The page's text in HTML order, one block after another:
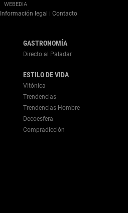
WEBEDIA
Información legal | Contacto
GASTRONOMÍA
Directo al Paladar
ESTILO DE VIDA
Vitónica
Trendencias
Trendencias Hombre
Decoesfera
Compradicción